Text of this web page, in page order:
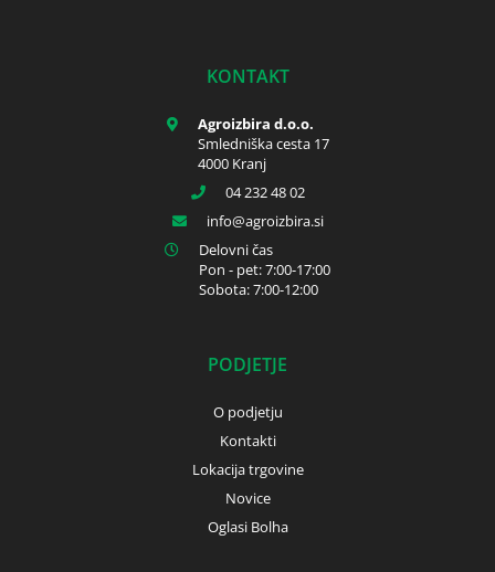
KONTAKT
Agroizbira d.o.o.
Smledniška cesta 17
4000 Kranj
04 232 48 02
info
agroizbira.si
Delovni čas
Pon - pet: 7:00-17:00
Sobota: 7:00-12:00
PODJETJE
O podjetju
Kontakti
Lokacija trgovine
Novice
Oglasi Bolha